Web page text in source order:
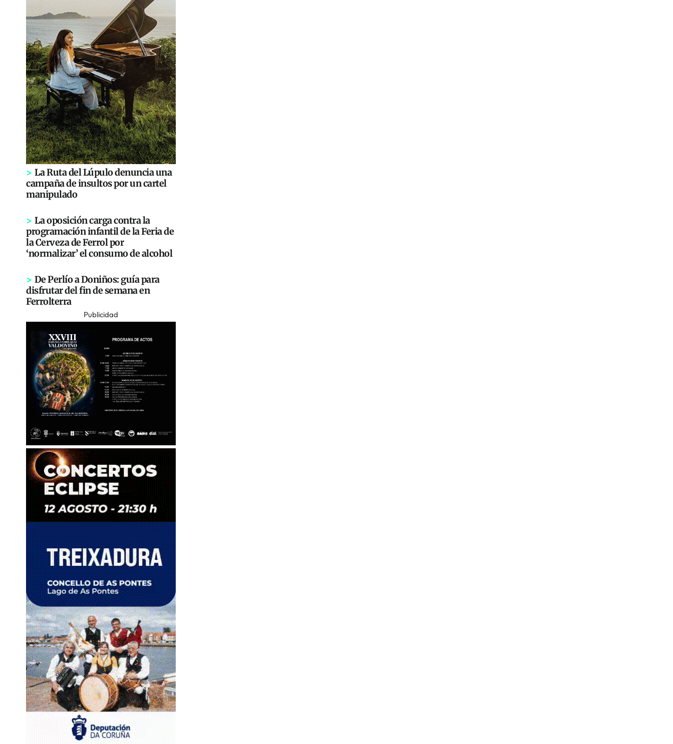
> La Ruta del Lúpulo denuncia una
campaña de insultos por un cartel
manipulado
> La oposición carga contra la
programación infantil de la Feria de
la Cerveza de Ferrol por
‘normalizar’ el consumo de alcohol
> De Perlío a Doniños: guía para
disfrutar del fin de semana en
Ferrolterra
Publicidad